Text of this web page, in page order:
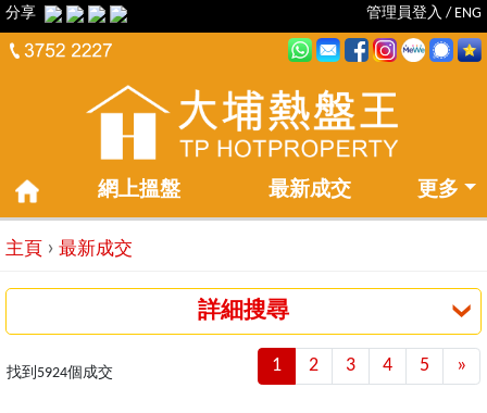
分享 管理員登入 / ENG
網上搵盤 最新成交 更多
主頁 › 最新成交
詳細搜尋
找到5924個成交 1 2 3 4 5 »